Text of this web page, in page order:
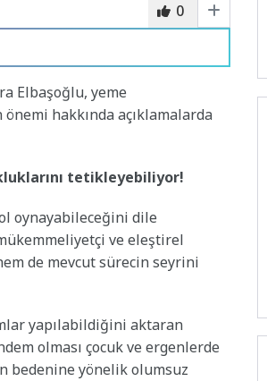
0
Elbaşoğlu, yeme
hakkında açıklamalarda
tetikleyebiliyor!
oynayabileceğini dile
ve eleştirel
de mevcut sürecin seyrini
yapılabildiğini aktaran
olması çocuk ve ergenlerde
bedenine yönelik olumsuz